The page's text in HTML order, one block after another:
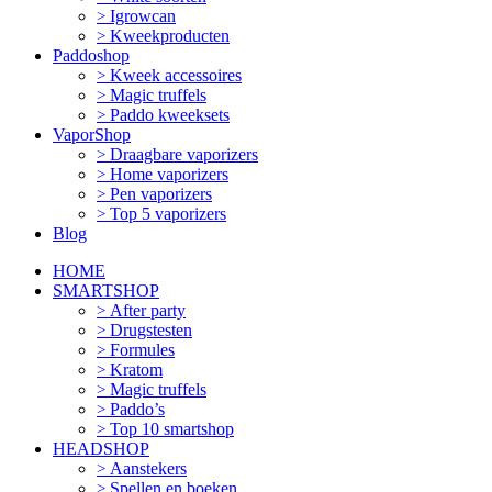
Igrowcan
Kweekproducten
Paddoshop
Kweek accessoires
Magic truffels
Paddo kweeksets
VaporShop
Draagbare vaporizers
Home vaporizers
Pen vaporizers
Top 5 vaporizers
Blog
HOME
SMARTSHOP
After party
Drugstesten
Formules
Kratom
Magic truffels
Paddo’s
Top 10 smartshop
HEADSHOP
Aanstekers